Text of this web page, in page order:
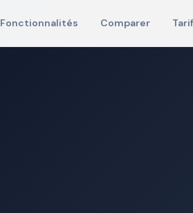
Fonctionnalités Comparer